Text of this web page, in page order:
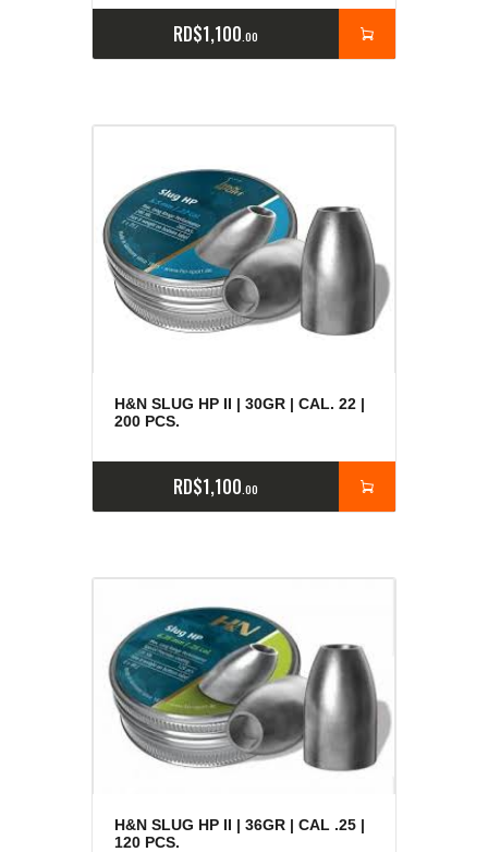
RD$1,100 00
H&N SLUG HP II | 30GR | CAL. 22 |
200 PCS.
RD$1,100 00
H&N SLUG HP II | 36GR | CAL .25 |
120 PCS.